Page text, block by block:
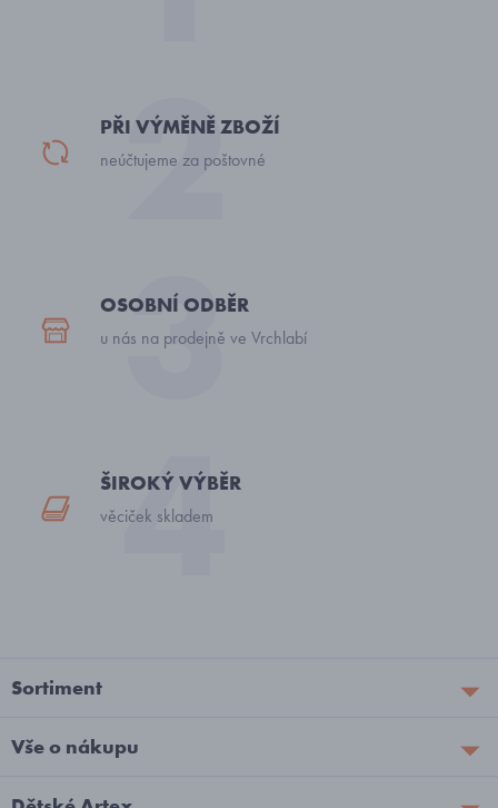
PŘI VÝMĚNĚ ZBOŽÍ
neúčtujeme za poštovné
OSOBNÍ ODBĚR
u nás na prodejně ve Vrchlabí
ŠIROKÝ VÝBĚR
věciček skladem
Sortiment
Vše o nákupu